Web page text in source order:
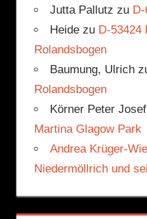
Jutta Pallutz zu
Heidezu D-53424
Rolandsbogen
Baumung, Ulrich
Rolandsbogen
Körner Peter Josef
Martina Glagow Park
Andrea Krüger-
Niedermöllrich und